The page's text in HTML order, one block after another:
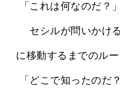
「これは何なのだ？」
に移動するまでのル
「どこで知ったのだ？